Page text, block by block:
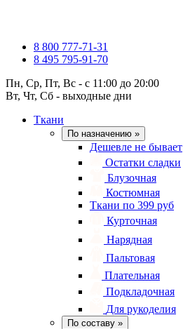
8 800 777-71-31
8 495 795-91-70
Пн, Ср, Пт, Вс - с 11:00 до 20:00
Вт, Чт, Сб - выходные дни
Ткани
По назначению »
Дешевле не бывает
Остатки сладки
Блузочная
Костюмная
Ткани по 399 руб
Курточная
Нарядная
Пальтовая
Плательная
Подкладочная
Для рукоделия
По составу »